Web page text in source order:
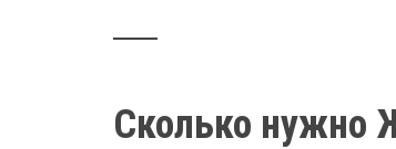
Сколько нужно